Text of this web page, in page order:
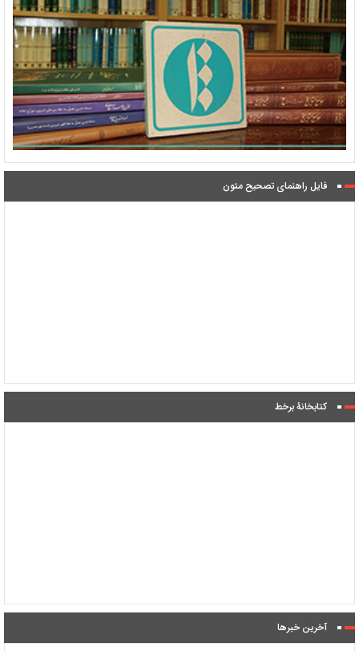
فایل راهنمای تصحیح متون
کتابخانۀ برخط
آخرین خبرها